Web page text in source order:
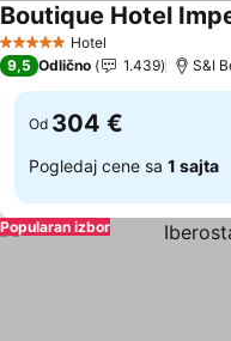
5 ZvezdiceHotel
Boutique Hotel
9,5 Odlično 1.439 S&I
Od 304 €
Pogledaj cene sa 1 sajta
Popularan izbor